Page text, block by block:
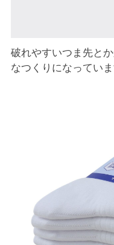
破れやすいつま先と
なつくりになっていま